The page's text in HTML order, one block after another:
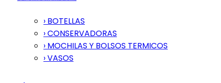
› BOTELLAS
› CONSERVADORAS
› MOCHILAS Y BOLSOS TERMICOS
› VASOS